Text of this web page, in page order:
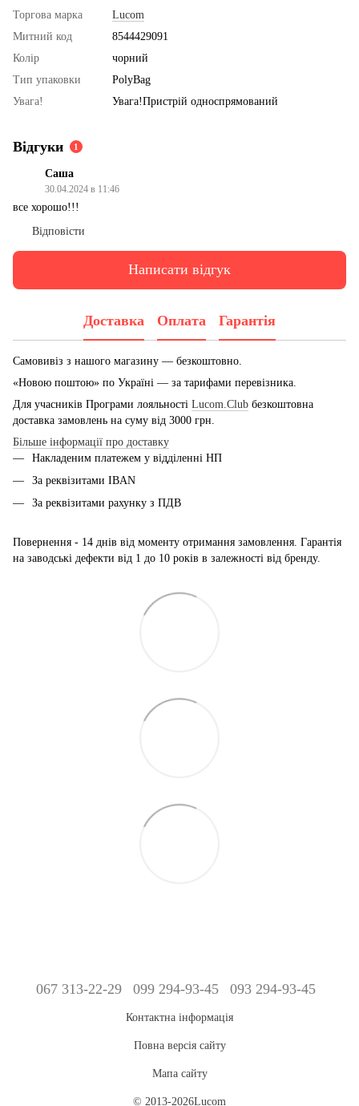
Торгова марка
Lucom
Митний код
8544429091
Колір
чорний
Тип упаковки
PolyBag
Увага!
Увага!Пристрій односпрямований
Відгуки 1
Саша
30.04.2024 в 11:46
все хорошо!!!
Відповісти
Написати відгук
Доставка Оплата Гарантія
Самовивіз з нашого магазину — безкоштовно.
«Новою поштою» по Україні — за тарифами перевізника.
Для учасників Програми лояльності Lucom.Club безкоштовна
доставка замовлень на суму від 3000 грн.
Більше інформації про доставку
Накладеним платежем у відділенні НП
За реквізитами IBAN
За реквізитами рахунку з ПДВ
Повернення - 14 днів від моменту отримання замовлення. Гарантія
на заводські дефекти від 1 до 10 років в залежності від бренду.
067 313-22-29 099 294-93-45 093 294-93-45
Контактна інформація
Повна версія сайту
Мапа сайту
© 2013-2026Lucom